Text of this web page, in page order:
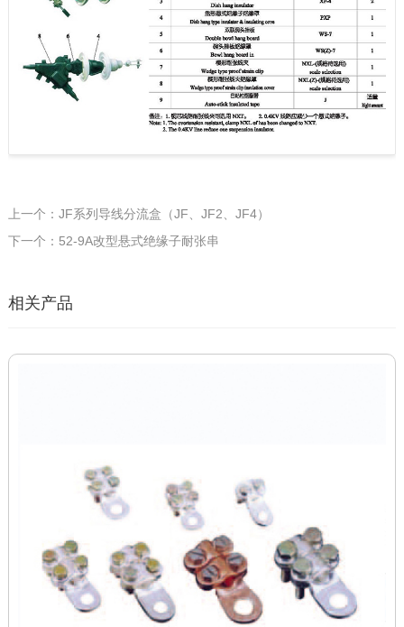
上一个：JF系列导线分流盒（JF、JF2、JF4）
下一个：52-9A改型悬式绝缘子耐张串
相关产品